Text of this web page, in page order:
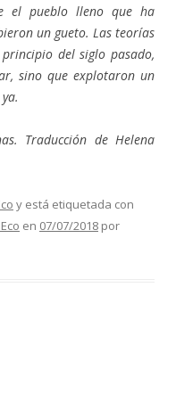
el pueblo lleno que ha
un gueto. Las teorías
del siglo pasado,
sino que explotaron un
Traducción de Helena
y está etiquetada con
en 07/07/2018 por